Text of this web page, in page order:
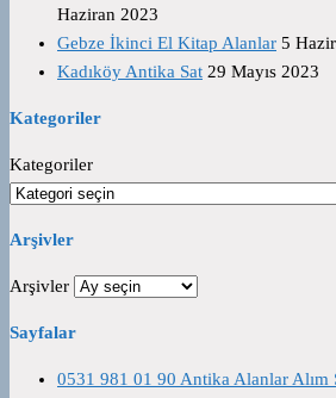
Haziran 2023
Gebze İkinci El Kitap Alanlar 5
Kadıköy Antika Sat 29 Mayıs 2023
Kategoriler
Kategoriler
Arşivler
Arşivler
Sayfalar
0531 981 01 90 Antika Alanlar Alım